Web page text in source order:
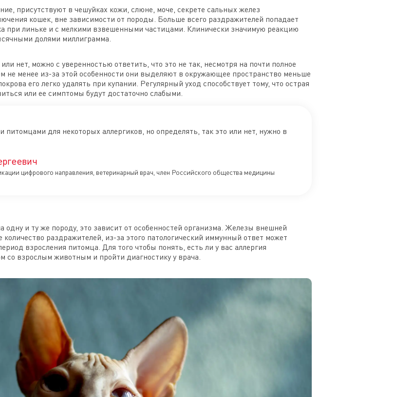
присутствуют в чешуйках кожи, слюне, моче, секрете сальных желез
кошек, вне зависимости от породы. Больше всего раздражителей попадает
при линьке и с мелкими взвешенными частицами. Клинически значимую реакцию
долями миллиграмма.
нет, можно с уверенностью ответить, что это не так, несмотря на почти полное
не менее из-за этой особенности они выделяют в окружающее пространство меньше
его легко удалять при купании. Регулярный уход способствует тому, что острая
или ее симптомы будут достаточно слабыми.
для некоторых аллергиков, но определять, так это или нет, нужно в
цифрового направления, ветеринарный врач, член Российского общества медицины
одну и ту же породу, это зависит от особенностей организма. Железы внешней
раздражителей, из-за этого патологический иммунный ответ может
взросления питомца. Для того чтобы понять, есть ли у вас аллергия
со взрослым животным и пройти диагностику у врача.